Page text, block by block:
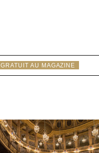
AU MAGAZINE